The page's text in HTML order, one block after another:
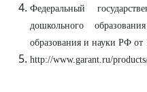
Федеральный
дошкольного
образования и науки РФ от
http://www.garant.ru/